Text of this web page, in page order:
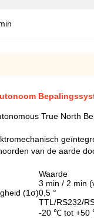
True North
van de aarde
Waarde
3 min / 2 min
(1σ)0,5 °
TTL/RS232/
-20 ℃ tot